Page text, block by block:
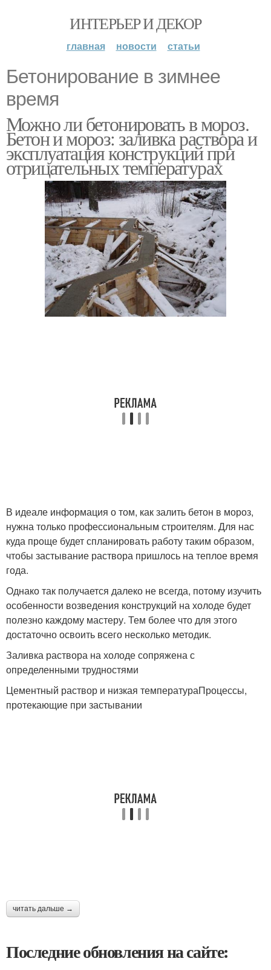
ИНТЕРЬЕР И ДЕКОР
главная новости статьи
Бетонирование в зимнее
время
Можно ли бетонировать в мороз.
Бетон и мороз: заливка раствора и
эксплуатация конструкций при
отрицательных температурах
В идеале информация о том, как залить бетон в мороз,
нужна только профессиональным строителям. Для нас
куда проще будет спланировать работу таким образом,
чтобы застывание раствора пришлось на теплое время
года.
Однако так получается далеко не всегда, потому изучить
особенности возведения конструкций на холоде будет
полезно каждому мастеру. Тем более что для этого
достаточно освоить всего несколько методик.
Заливка раствора на холоде сопряжена с
определенными трудностями
Цементный раствор и низкая температураПроцессы,
протекающие при застывании
читать дальше →
Последние обновления на сайте: